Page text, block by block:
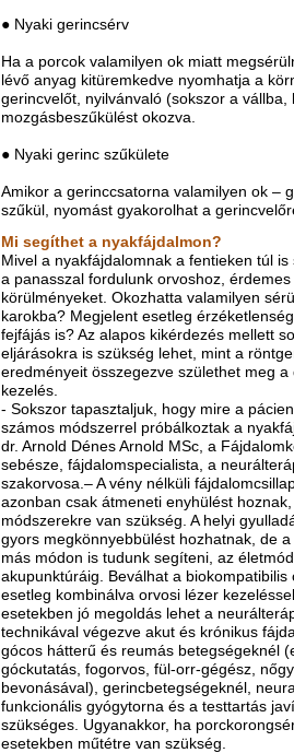
● Nyaki gerincsérv
Ha a porcok valamilyen ok miatt
lévő anyag kitüremkedve nyomhatja a
gerincvelőt, nyilvánvaló (sokszor a
mozgásbeszűkülést okozva.
● Nyaki gerinc szűkülete
Amikor a gerinccsatorna valamilyen ok –
szűkül, nyomást gyakorolhat a
Mi segíthet a nyakfájdalmon?
Mivel a nyakfájdalomnak a fentieken túl
a panasszal fordulunk orvoshoz,
körülményeket. Okozhatta valamilyen
karokba? Megjelent esetleg
fejfájás is? Az alapos kikérdezés mellett
eljárásokra is szükség lehet, mint a
eredményeit összegezve születhet meg
kezelés.
- Sokszor tapasztaljuk, hogy mire a
számos módszerrel próbálkoztak a
dr. Arnold Dénes Arnold MSc, a
sebésze, fájdalomspecialista, a
szakorvosa.– A vény nélküli
azonban csak átmeneti enyhülést
módszerekre van szükség. A helyi
gyors megkönnyebbülést hozhatnak, de
más módon is tudunk segíteni, az
akupunktúráig. Beválhat a
esetleg kombinálva orvosi lézer
esetekben jó megoldás lehet a
technikával végezve akut és krónikus
gócos hátterű és reumás betegségeknél
góckutatás, fogorvos, fül-orr-gégész,
bevonásával), gerincbetegségeknél,
funkcionális gyógytorna és a testtartás
szükséges. Ugyanakkor, ha
esetekben műtétre van szükség.